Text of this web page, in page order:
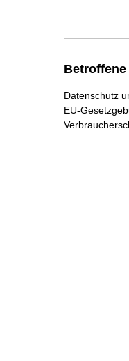
Datenschutz
EU-